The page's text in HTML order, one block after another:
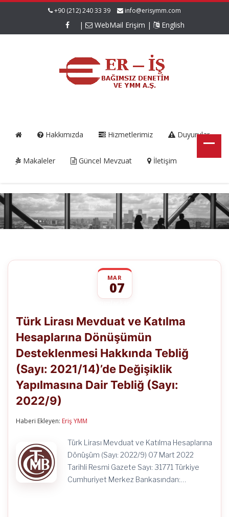
+90 (212) 240 33 39 info@erisymm.com
| WebMail Erişim | English
Hakkımızda Hizmetlerimiz Duyurular
Makaleler Güncel Mevzuat İletişim
MAR
07
Mevduat
ve
Katılma
Hesaplarına
Dönüşümün
Desteklenmesi
Hakkında
Tebliğ
(Sayı:
(Sayı:
2022/9)
için
Türk Lirası Mevduat ve Katılma
Hesaplarına Dönüşümün
Desteklenmesi Hakkında Tebliğ
(Sayı: 2021/14)’de Değişiklik
Yapılmasına Dair Tebliğ (Sayı:
2022/9)
Haberi Ekleyen: Eriş YMM
Türk Lirası Mevduat ve Katılma Hesaplarına
Dönüşüm (Sayı: 2022/9) 07 Mart 2022
Tarihli Resmi Gazete Sayı: 31771 Türkiye
Cumhuriyet Merkez Bankasından:…